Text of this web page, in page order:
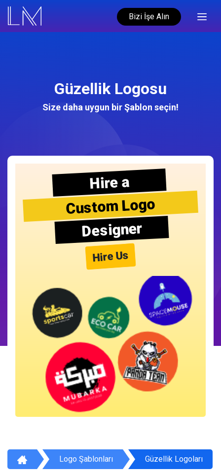
Bizi İşe Alın
Güzellik Logosu
Size daha uygun bir Şablon seçin!
Hire a
Custom Logo
Designer
Hire Us
Logo Şablonları Güzellik Logoları